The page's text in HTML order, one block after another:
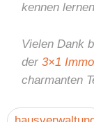
kennen
Vielen Dank
der3×1
charmanten